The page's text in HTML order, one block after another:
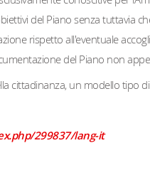
del Piano senza tuttavia
rispetto all'eventuale
del Piano non
cittadinanza, un modello tipo di
299837/lang-it